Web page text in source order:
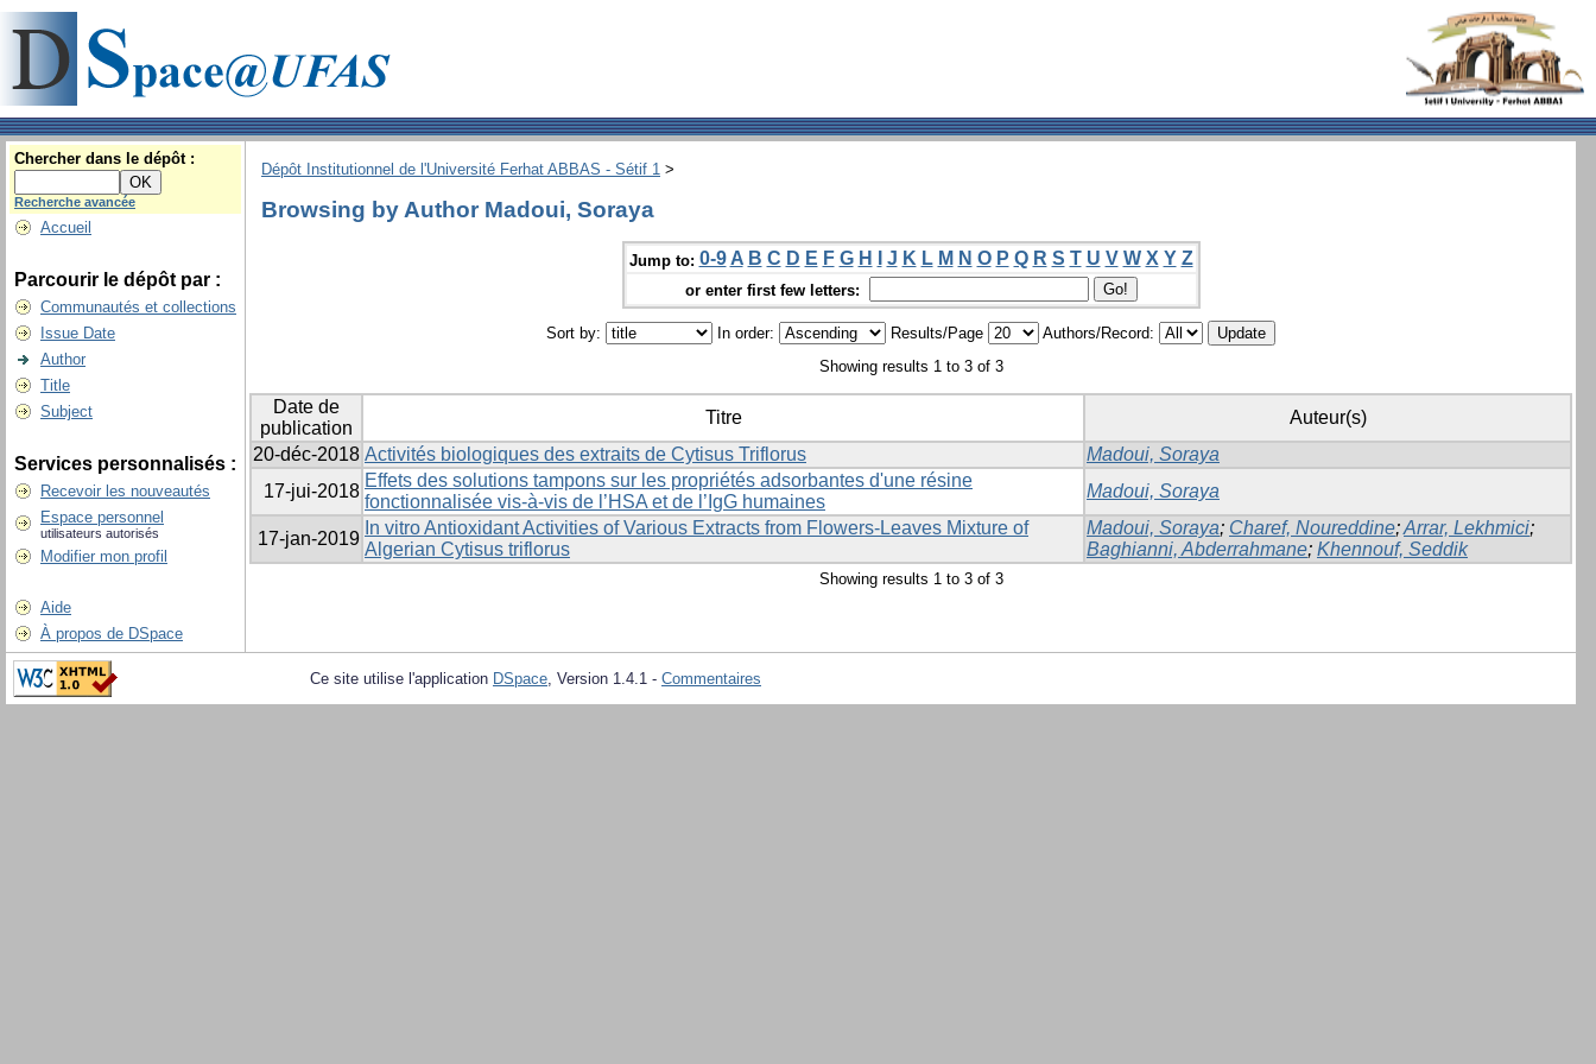
Chercher dans le dépôt :
Recherche avancée
Accueil
Parcourir le dépôt par :
Communautés et collections
Issue Date
Author
Title
Subject
Services personnalisés :
Recevoir les nouveautés
Espace personnel
utilisateurs autorisés
Modifier mon profil
Aide
À propos de DSpace
Dépôt Institutionnel de l'Université Ferhat ABBAS - Sétif 1 >
Browsing by Author Madoui, Soraya
Jump to: 0-9 A B C D E F G H J K L M N O P Q R S T U V W X Y Z
or enter first few letters:
Sort by: In order: Results/Page
Authors/Record:
Showing results 1 to 3 of 3
Date de
publication
Titre
Auteur(s)
20-déc-2018 Activités biologiques des extraits de Cytisus Triflorus
Madoui, Soraya
17-jui-2018
Effets des solutions tampons sur les propriétés adsorbantes d'une résine
fonctionnalisée vis-à-vis de l’HSA et de l’IgG humaines
Madoui, Soraya
17-jan-2019
In vitro Antioxidant Activities of Various Extracts from Flowers-Leaves Mixture of
Algerian Cytisus triflorus
Madoui, Soraya; Charef, Noureddine;Arrar, Lekhmici;
Baghianni, Abderrahmane; Khennouf, Seddik
Showing results 1 to 3 of 3
Ce site utilise l'application DSpace, Version 1.4.1 - Commentaires